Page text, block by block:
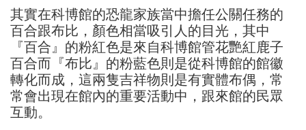
其實在科博館的恐龍家族當中擔任公關任務的
百合跟布比，顏色相當吸引人的目光，其中
『百合』的粉紅色是來自科博館管花艷紅鹿子
百合而『布比』的粉藍色則是從科博館的館徽
轉化而成，這兩隻吉祥物則是有實體布偶，常
常會出現在館內的重要活動中，跟來館的民眾
互動。